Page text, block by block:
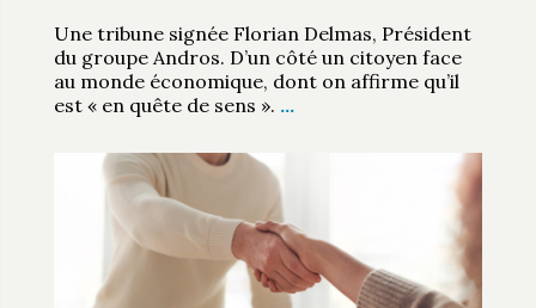
Une tribune signée Florian Delmas, Président
du groupe Andros. D’un côté un citoyen face
au monde économique, dont on affirme qu’il
est « en quête de sens ». …